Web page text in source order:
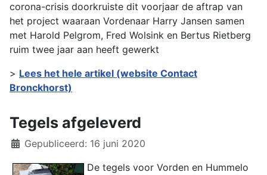
corona-crisis doorkruiste dit voorjaar de aftrap van
het project waaraan Vordenaar Harry Jansen samen
met Harold Pelgrom, Fred Wolsink en Bertus Rietberg
ruim twee jaar aan heeft gewerkt
> Lees het hele artikel (website Contact
Bronckhorst)
Tegels afgeleverd
DetailsGepubliceerd: 16 juni 2020
De tegels voor Vorden en Hummelo